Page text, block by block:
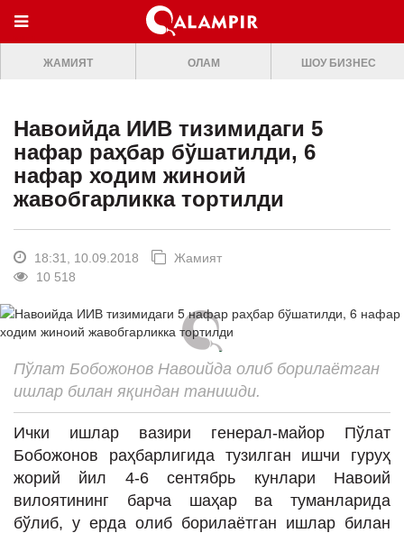
МЕНЮ
ONLINE TV
ЖАМИЯТ
ОЛАМ
ШОУ-БИЗНЕС
Мусиқа
Клип
ИНТЕРВЬЮ
ЛОЙИҲАЛАР
Таҳлил
Саломатлик
ЖАМИЯТ ОЛАМ ШОУ БИЗНЕС
Навоийда ИИВ тизимидаги 5
нафар раҳбар бўшатилди, 6
нафар ходим жиноий
жавобгарликка тортилди
18:31, 10.09.2018
Жамият
10 518
Пўлат Бобожонов Навоийда олиб борилаётган
ишлар билан яқиндан танишди.
Ички ишлар вазири генерал-майор Пўлат
Бобожонов раҳбарлигида тузилган ишчи гуруҳ
жорий йил 4-6 сентябрь кунлари Навоий
вилоятининг барча шаҳар ва туманларида
бўлиб, у ерда олиб борилаётган ишлар билан